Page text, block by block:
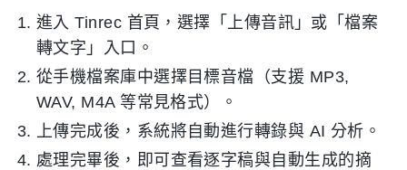
進入 Tinrec 首頁，選擇「上傳音訊」或「檔案
轉文字」入口。
從手機檔案庫中選擇目標音檔（支援 MP3,
WAV, M4A 等常見格式）。
上傳完成後，系統將自動進行轉錄與 AI 分析。
處理完畢後，即可查看逐字稿與自動生成的摘